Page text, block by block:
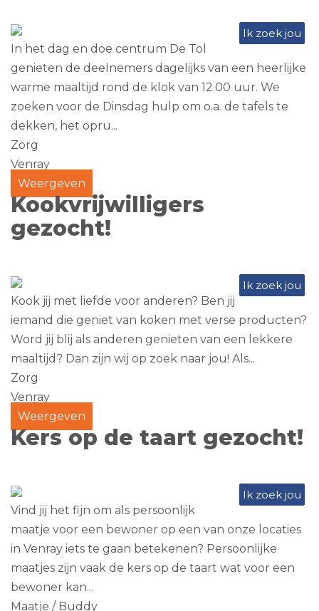
Ik zoek jou
In het dag en doe centrum De Tol
genieten de deelnemers dagelijks van een heerlijke
warme maaltijd rond de klok van 12.00 uur. We
zoeken voor de Dinsdag hulp om o.a. de tafels te
dekken, het opru...
Zorg
Venray
Weergeven
Kookvrijwilligers
gezocht!
Ik zoek jou
Kook jij met liefde voor anderen? Ben jij
iemand die geniet van koken met verse producten?
Word jij blij als anderen genieten van een lekkere
maaltijd? Dan zijn wij op zoek naar jou! Als...
Zorg
Venray
Weergeven
Kers op de taart gezocht!
Ik zoek jou
Vind jij het fijn om als persoonlijk
maatje voor een bewoner op een van onze locaties
in Venray iets te gaan betekenen? Persoonlijke
maatjes zijn vaak de kers op de taart wat voor een
bewoner kan...
Maatje / Buddy